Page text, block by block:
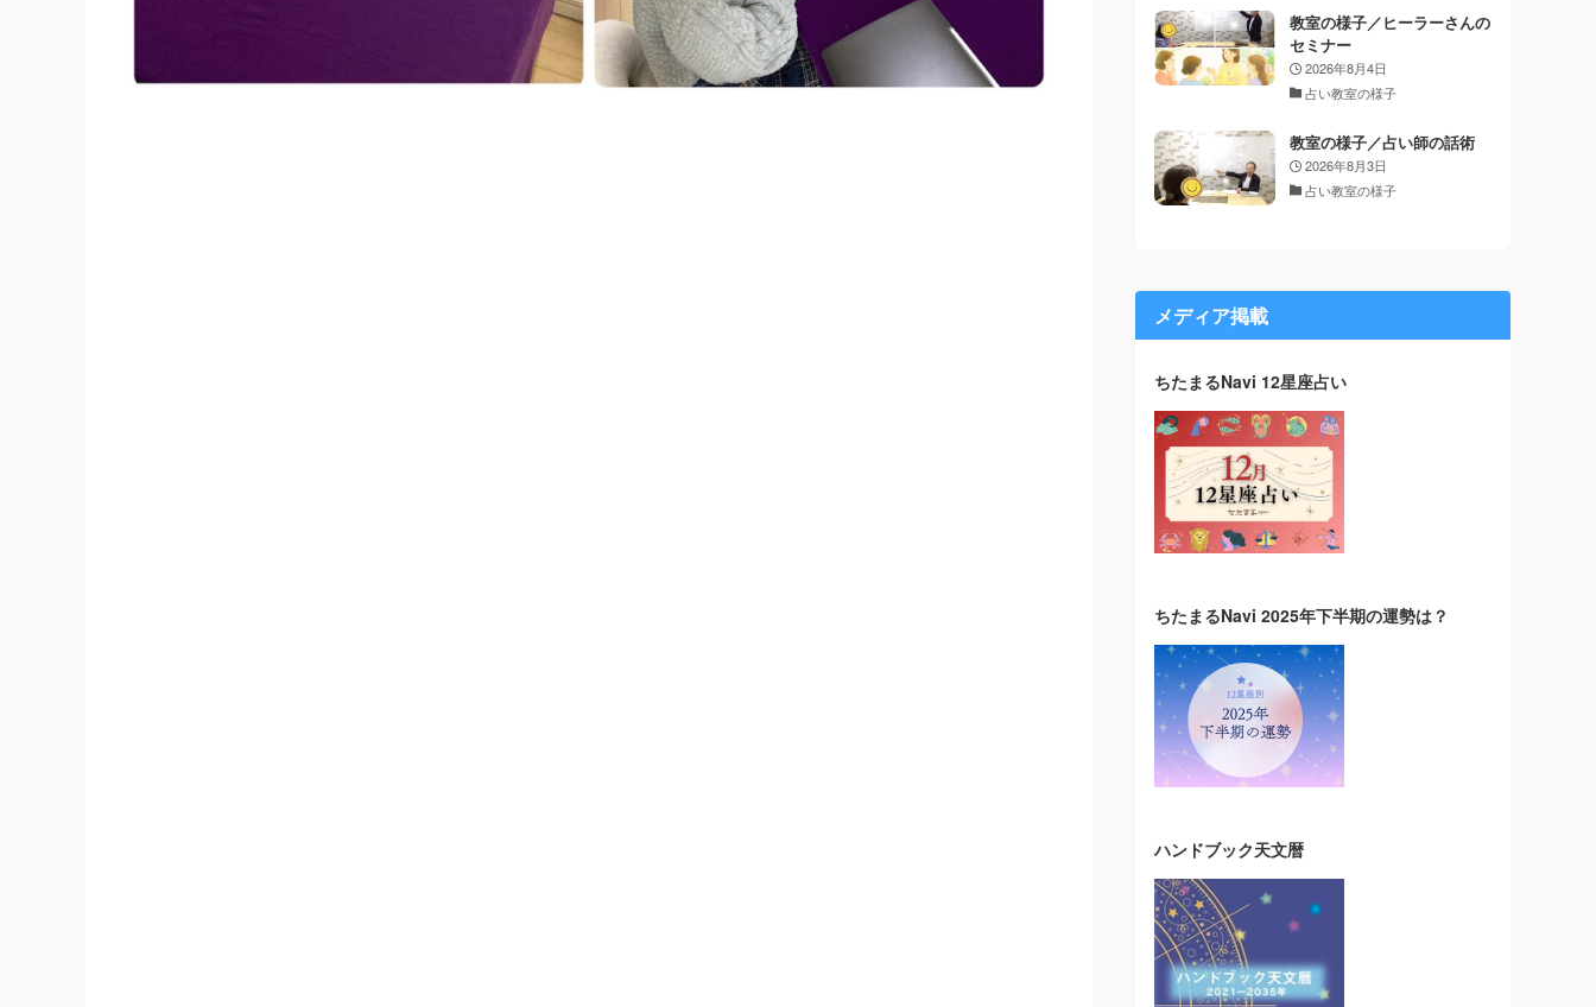
教室の様子／ヒーラーさんの
セミナー
2026年8月4日
占い教室の様子
教室の様子／占い師の話術
2026年8月3日
占い教室の様子
メディア掲載
ちたまるNavi 12星座占い
ちたまるNavi 2025年下半期の運勢は？
ハンドブック天文暦